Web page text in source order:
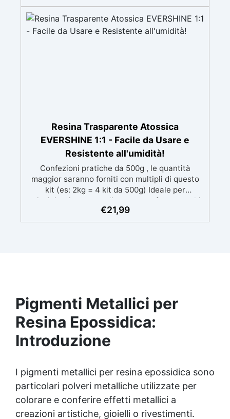
in 12-24h garantendo una superficie lucida e
brillante
Resina Trasparente Atossica
EVERSHINE 1:1 - Facile da Usare e
Resistente all'umidità!
Confezioni pratiche da 500g , le quantità
maggior saranno forniti con multipli di questo
kit (es: 2kg = 4 kit da 500g) Ideale per
principianti: a prova di errore, perfetta per chi
inizia. Sempre lucida: garantisce una finitura
brillante e uniforme in ogni condizione.
€21,99
Pigmenti Metallici per
Resina Epossidica:
Introduzione
I pigmenti metallici per resina epossidica sono
particolari polveri metalliche utilizzate per
colorare e conferire effetti metallici a
creazioni artistiche, gioielli o rivestimenti.